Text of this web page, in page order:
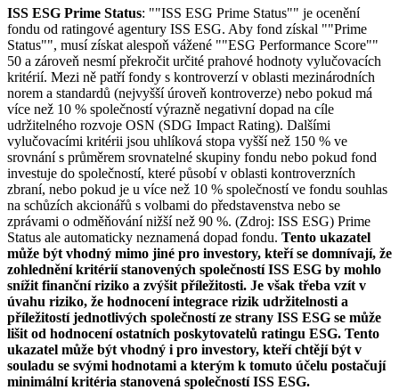
ISS ESG Prime Status: ""ISS ESG Prime Status"" je ocenění
fondu od ratingové agentury ISS ESG. Aby fond získal ""Prime
Status"", musí získat alespoň vážené ""ESG Performance Score""
50 a zároveň nesmí překročit určité prahové hodnoty vylučovacích
kritérií. Mezi ně patří fondy s kontroverzí v oblasti mezinárodních
norem a standardů (nejvyšší úroveň kontroverze) nebo pokud má
více než 10 % společností výrazně negativní dopad na cíle
udržitelného rozvoje OSN (SDG Impact Rating). Dalšími
vylučovacími kritérii jsou uhlíková stopa vyšší než 150 % ve
srovnání s průměrem srovnatelné skupiny fondu nebo pokud fond
investuje do společností, které působí v oblasti kontroverzních
zbraní, nebo pokud je u více než 10 % společností ve fondu souhlas
na schůzích akcionářů s volbami do představenstva nebo se
zprávami o odměňování nižší než 90 %. (Zdroj: ISS ESG) Prime
Status ale automaticky neznamená dopad fondu. Tento ukazatel
může být vhodný mimo jiné pro investory, kteří se domnívají, že
zohlednění kritérií stanovených společností ISS ESG by mohlo
snížit finanční riziko a zvýšit příležitosti. Je však třeba vzít v
úvahu riziko, že hodnocení integrace rizik udržitelnosti a
příležitostí jednotlivých společností ze strany ISS ESG se může
lišit od hodnocení ostatních poskytovatelů ratingu ESG. Tento
ukazatel může být vhodný i pro investory, kteří chtějí být v
souladu se svými hodnotami a kterým k tomuto účelu postačují
minimální kritéria stanovená společností ISS ESG.